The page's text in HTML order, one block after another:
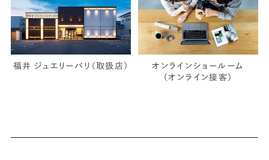
福井 ジュエリーパリ（取扱店）
オンラインショールーム
（オンライン接客）